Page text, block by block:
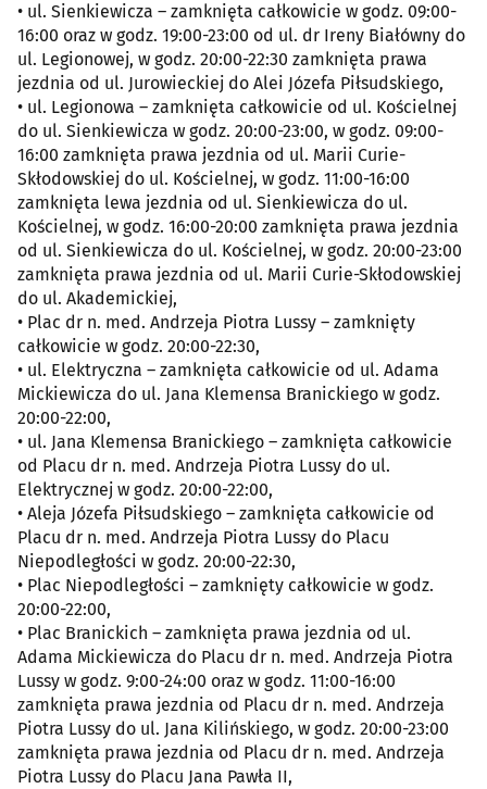
• ul. Sienkiewicza – zamknięta całkowicie w godz. 09:00-
16:00 oraz w godz. 19:00-23:00 od ul. dr Ireny Białówny do
ul. Legionowej, w godz. 20:00-22:30 zamknięta prawa
jezdnia od ul. Jurowieckiej do Alei Józefa Piłsudskiego,
• ul. Legionowa – zamknięta całkowicie od ul. Kościelnej
do ul. Sienkiewicza w godz. 20:00-23:00, w godz. 09:00-
16:00 zamknięta prawa jezdnia od ul. Marii Curie-
Skłodowskiej do ul. Kościelnej, w godz. 11:00-16:00
zamknięta lewa jezdnia od ul. Sienkiewicza do ul.
Kościelnej, w godz. 16:00-20:00 zamknięta prawa jezdnia
od ul. Sienkiewicza do ul. Kościelnej, w godz. 20:00-23:00
zamknięta prawa jezdnia od ul. Marii Curie-Skłodowskiej
do ul. Akademickiej,
• Plac dr n. med. Andrzeja Piotra Lussy – zamknięty
całkowicie w godz. 20:00-22:30,
• ul. Elektryczna – zamknięta całkowicie od ul. Adama
Mickiewicza do ul. Jana Klemensa Branickiego w godz.
20:00-22:00,
• ul. Jana Klemensa Branickiego – zamknięta całkowicie
od Placu dr n. med. Andrzeja Piotra Lussy do ul.
Elektrycznej w godz. 20:00-22:00,
• Aleja Józefa Piłsudskiego – zamknięta całkowicie od
Placu dr n. med. Andrzeja Piotra Lussy do Placu
Niepodległości w godz. 20:00-22:30,
• Plac Niepodległości – zamknięty całkowicie w godz.
20:00-22:00,
• Plac Branickich – zamknięta prawa jezdnia od ul.
Adama Mickiewicza do Placu dr n. med. Andrzeja Piotra
Lussy w godz. 9:00-24:00 oraz w godz. 11:00-16:00
zamknięta prawa jezdnia od Placu dr n. med. Andrzeja
Piotra Lussy do ul. Jana Kilińskiego, w godz. 20:00-23:00
zamknięta prawa jezdnia od Placu dr n. med. Andrzeja
Piotra Lussy do Placu Jana Pawła II,